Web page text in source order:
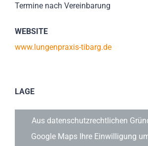
Termine nach Vereinbarung
WEBSITE
www.lungenpraxis-tibarg.de
LAGE
Aus datenschutzrechtlichen
Google Maps Ihre Einwilligung